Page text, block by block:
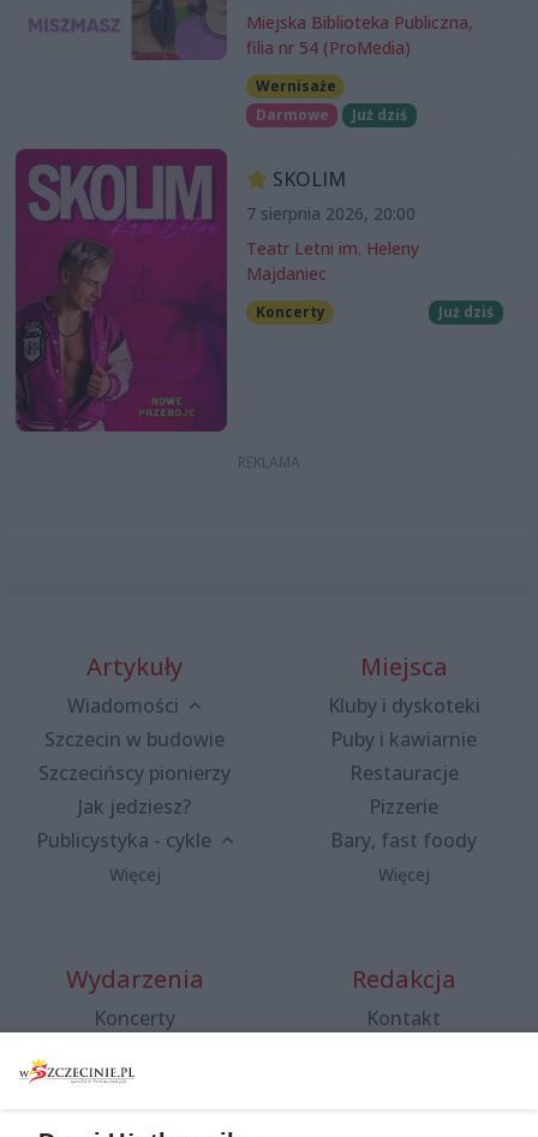
Miejska Biblioteka Publiczna,
filia nr 54 (ProMedia)
Wernisaże
Darmowe
Już dziś
SKOLIM
7 sierpnia 2026, 20:00
Teatr Letni im. Heleny
Majdaniec
Koncerty Już dziś
Artykuły
Wiadomości
Szczecin w budowie
Szczecińscy pionierzy
Jak jedziesz?
Publicystyka - cykle
Więcej
Miejsca
Kluby i dyskoteki
Puby i kawiarnie
Restauracje
Pizzerie
Bary, fast foody
Więcej
Wydarzenia
Koncerty
Spacery i oprowadzania
Redakcja
Kontakt